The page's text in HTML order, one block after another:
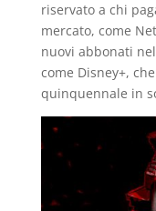
riservato a chi
mercato, come
nuovi abbonati
come Disney+,
quinquennale in